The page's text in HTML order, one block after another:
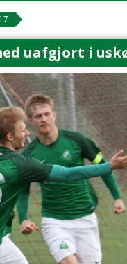
uafgjort i